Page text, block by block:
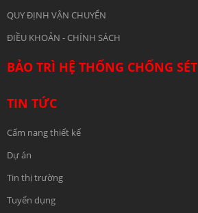
QUY ĐỊNH VẬN CHUYỂN
ĐIỀU KHOẢN - CHÍNH SÁCH
BẢO TRÌ HỆ THỐNG CHỐNG SÉT
TIN TỨC
Cẩm nang thiết kế
Dự án
Tin thị trường
Tuyển dụng